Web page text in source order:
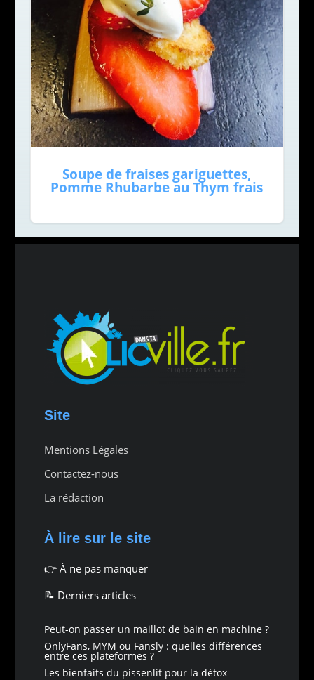
Soupe de fraises gariguettes,
Pomme Rhubarbe au Thym frais
Site
Mentions Légales
Contactez-nous
La rédaction
À lire sur le site
👉 À ne pas manquer
📝 Derniers articles
Peut-on passer un maillot de bain en machine ?
OnlyFans, MYM ou Fansly : quelles différences
entre ces plateformes ?
Les bienfaits du pissenlit pour la détox